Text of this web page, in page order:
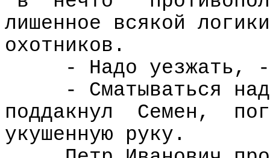
лишенное всякой
охотников.
- Надо уезжать,
- Сматываться
поддакнул
Семен,
укушенную руку.